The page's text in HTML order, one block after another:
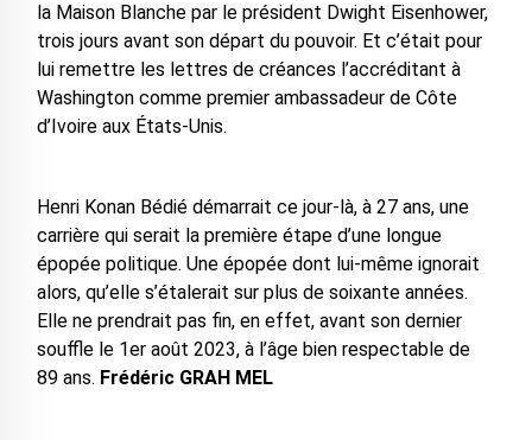
la Maison Blanche par le président Dwight Eisenhower,
trois jours avant son départ du pouvoir. Et c’était pour
lui remettre les lettres de créances l’accréditant à
Washington comme premier ambassadeur de Côte
d’Ivoire aux États-Unis.
Henri Konan Bédié démarrait ce jour-là, à 27 ans, une
carrière qui serait la première étape d’une longue
épopée politique. Une épopée dont lui-même ignorait
alors, qu’elle s’étalerait sur plus de soixante années.
Elle ne prendrait pas fin, en effet, avant son dernier
souffle le 1er août 2023, à l’âge bien respectable de
89 ans. Frédéric GRAH MEL